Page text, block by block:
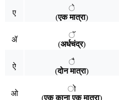
ए
े
(एक मात्रा)
ॲ
ॅ
(अर्धचंद्र)
ऐ
ै
(दोन मात्रा)
ओ
ो
(एक काना एक मात्रा)